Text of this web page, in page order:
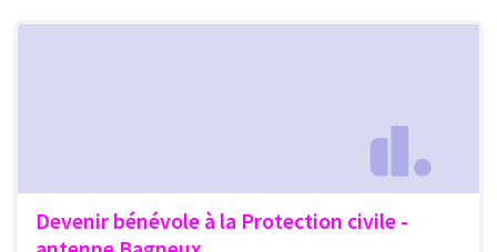
Devenir bénévole à la Protection civile -